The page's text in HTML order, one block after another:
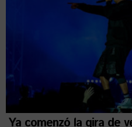
Ya comenzó la gira de